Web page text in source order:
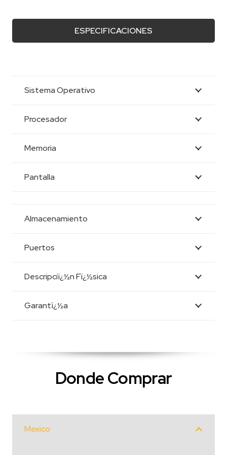
ESPECIFICACIONES
Sistema Operativo
Procesador
Memoria
Pantalla
Almacenamiento
Puertos
Descripciï¿½n Fï¿½sica
Garantï¿½a
Donde Comprar
Mexico